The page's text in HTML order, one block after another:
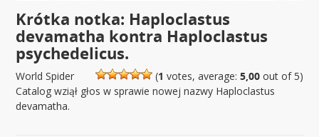
Krótka notka: Haploclastus
devamatha kontra Haploclastus
psychedelicus.
(1 votes, average: 5,00out of 5)
World Spider
Catalog wziął głos w sprawie nowej nazwy Haploclastus
devamatha.